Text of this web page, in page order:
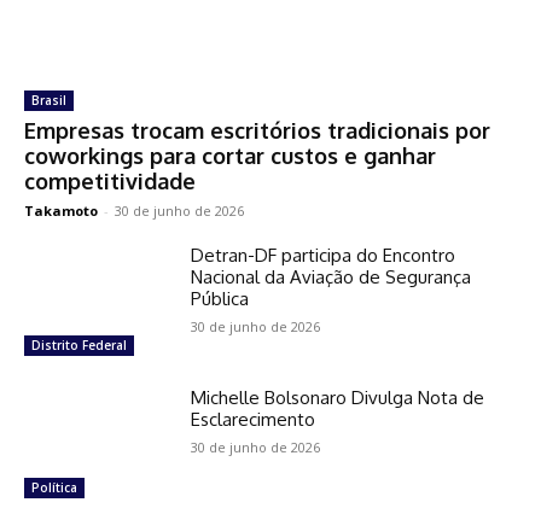
Brasil
Empresas trocam escritórios tradicionais por
coworkings para cortar custos e ganhar
competitividade
Takamoto - 30 de junho de 2026
Distrito Federal
Detran-DF participa do Encontro
Nacional da Aviação de Segurança
Pública
30 de junho de 2026
Política
Michelle Bolsonaro Divulga Nota de
Esclarecimento
30 de junho de 2026